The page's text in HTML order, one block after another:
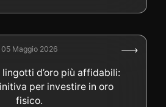
05 Maggio 2026
d’oro più affidabili:
per investire in oro
fisico.